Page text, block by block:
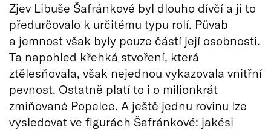
Zjev Libuše Šafránkové byl dlouho dívčí a ji to
předurčovalo k určitému typu rolí. Půvab
a jemnost však byly pouze částí její osobnosti.
Ta napohled křehká stvoření, která
ztělesňovala, však nejednou vykazovala vnitřní
pevnost. Ostatně platí to i o milionkrát
zmiňované Popelce. A ještě jednu rovinu lze
vysledovat ve figurách Šafránkové: jakési